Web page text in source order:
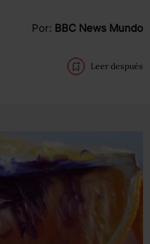
Por: BBC News Mundo
Leer después